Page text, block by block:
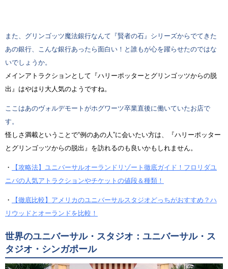
また、グリンゴッツ魔法銀行なんて『賢者の石』シリーズからでてきた
あの銀行、こんな銀行あったら面白い！と誰もが心を躍らせたのではな
いでしょうか。
メインアトラクションとして『ハリーポッターとグリンゴッツからの脱
出』はやはり大人気のようですね。
ここはあのヴォルデモートがホグワーツ卒業直後に働いていたお店で
す。
怪しさ満載ということで“例のあの人”に会いたい方は、『ハリーポッター
とグリンゴッツからの脱出』を訪れるのも良いかもしれません。
・
【攻略法】ユニバーサルオーランドリゾート徹底ガイド！フロリダユ
ニバの人気アトラクションやチケットの値段＆種類！
・
【徹底比較】アメリカのユニバーサルスタジオどっちがおすすめ？ハ
リウッドとオーランドを比較！
世界のユニバーサル・スタジオ：ユニバーサル・ス
タジオ・シンガポール